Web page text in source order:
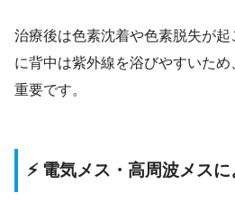
治療後は色素沈着や色素脱失が
に背中は紫外線を浴びやすいた
重要です。
⚡ 電気メス・高周波メス